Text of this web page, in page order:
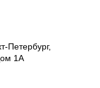
Петербург,
1А